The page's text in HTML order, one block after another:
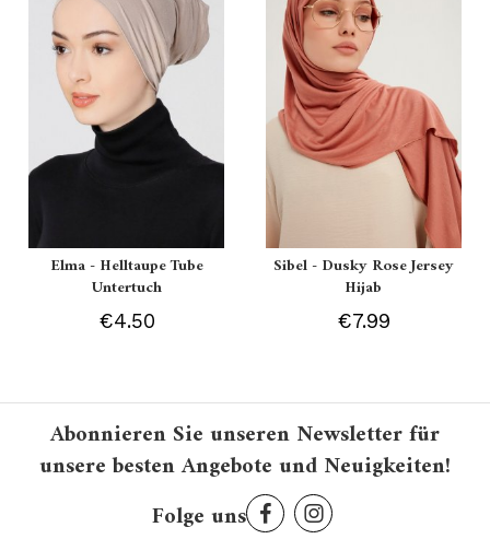
Elma - Helltaupe Tube
Untertuch
€4.50
Sibel - Dusky Rose Jersey
Hijab
€7.99
Abonnieren Sie unseren Newsletter für
unsere besten Angebote und Neuigkeiten!
Folge uns